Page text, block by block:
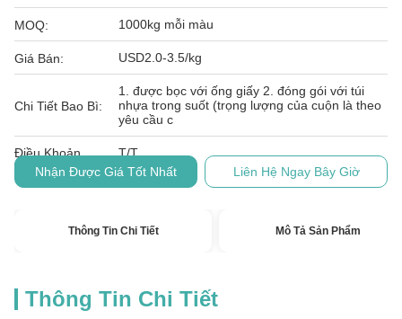
MOQ: 1000kg mỗi màu
Giá Bán: USD2.0-3.5/kg
Chi Tiết Bao Bì:
1. được bọc với ống giấy 2. đóng gói với túi
nhựa trong suốt (trọng lượng của cuộn là theo
yêu cầu c
Điều Khoản
Thanh Toán:
T/T
Nhận Được Giá Tốt Nhất
Liên Hệ Ngay Bây Giờ
Thông Tin Chi Tiết Mô Tả Sản Phẩm
Thông Tin Chi Tiết